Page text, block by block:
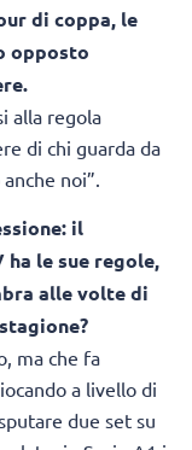
di coppa, le
opposto
alla regola
di chi guarda da
noi”.
il
ha le sue regole,
alle volte di
ma che fa
a livello di
due set su